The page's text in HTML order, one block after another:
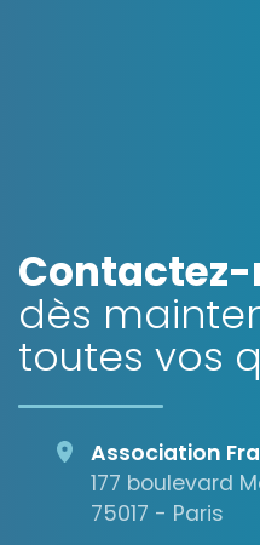
dès
toutes vos
Association
177 boulevard
75017 - Paris